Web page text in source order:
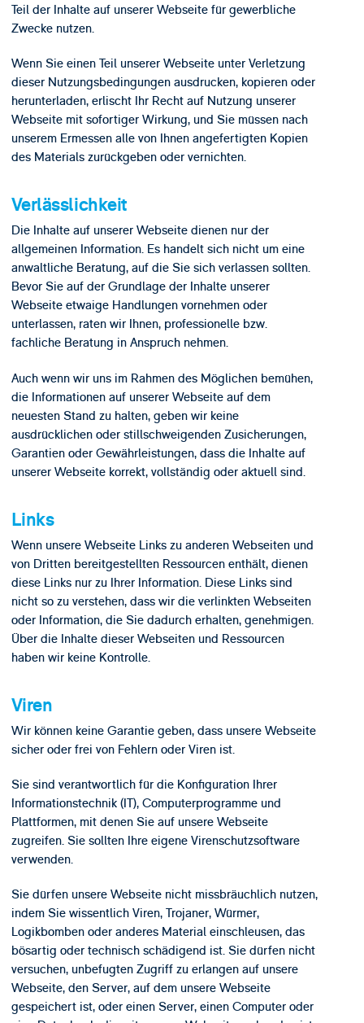
Teil der Inhalte auf unserer Webseite für gewerbliche
Zwecke nutzen.
Wenn Sie einen Teil unserer Webseite unter Verletzung
dieser Nutzungsbedingungen ausdrucken, kopieren oder
herunterladen, erlischt Ihr Recht auf Nutzung unserer
Webseite mit sofortiger Wirkung, und Sie müssen nach
unserem Ermessen alle von Ihnen angefertigten Kopien
des Materials zurückgeben oder vernichten.
Verlässlichkeit
Die Inhalte auf unserer Webseite dienen nur der
allgemeinen Information. Es handelt sich nicht um eine
anwaltliche Beratung, auf die Sie sich verlassen sollten.
Bevor Sie auf der Grundlage der Inhalte unserer
Webseite etwaige Handlungen vornehmen oder
unterlassen, raten wir Ihnen, professionelle bzw.
fachliche Beratung in Anspruch nehmen.
Auch wenn wir uns im Rahmen des Möglichen bemühen,
die Informationen auf unserer Webseite auf dem
neuesten Stand zu halten, geben wir keine
ausdrücklichen oder stillschweigenden Zusicherungen,
Garantien oder Gewährleistungen, dass die Inhalte auf
unserer Webseite korrekt, vollständig oder aktuell sind.
Links
Wenn unsere Webseite Links zu anderen Webseiten und
von Dritten bereitgestellten Ressourcen enthält, dienen
diese Links nur zu Ihrer Information. Diese Links sind
nicht so zu verstehen, dass wir die verlinkten Webseiten
oder Information, die Sie dadurch erhalten, genehmigen.
Über die Inhalte dieser Webseiten und Ressourcen
haben wir keine Kontrolle.
Viren
Wir können keine Garantie geben, dass unsere Webseite
sicher oder frei von Fehlern oder Viren ist.
Sie sind verantwortlich für die Konfiguration Ihrer
Informationstechnik (IT), Computerprogramme und
Plattformen, mit denen Sie auf unsere Webseite
zugreifen. Sie sollten Ihre eigene Virenschutzsoftware
verwenden.
Sie dürfen unsere Webseite nicht missbräuchlich nutzen,
indem Sie wissentlich Viren, Trojaner, Würmer,
Logikbomben oder anderes Material einschleusen, das
bösartig oder technisch schädigend ist. Sie dürfen nicht
versuchen, unbefugten Zugriff zu erlangen auf unsere
Webseite, den Server, auf dem unsere Webseite
gespeichert ist, oder einen Server, einen Computer oder